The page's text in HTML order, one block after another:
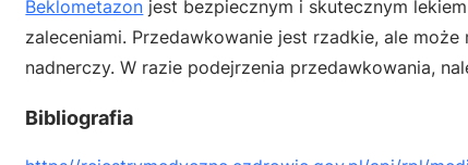
Beklometazon jest bezpiecznym i skutecznym
zaleceniami. Przedawkowanie jest rzadkie, ale
nadnerczy. W razie podejrzenia przedawkowania,
Bibliografia